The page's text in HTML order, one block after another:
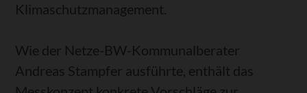
Klimaschutzmanagement.
Wie der Netze-BW-Kommunalberater
Andreas Stampfer ausführte, enthält das